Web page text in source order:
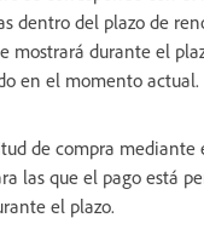
dentro del plazo de
mostrará durante el
en el momento actual.
de compra mediante
las que el pago está
el plazo.